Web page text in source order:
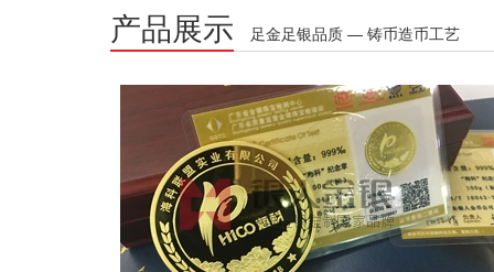
产品展示 足金足银品质 — 铸币造币工艺